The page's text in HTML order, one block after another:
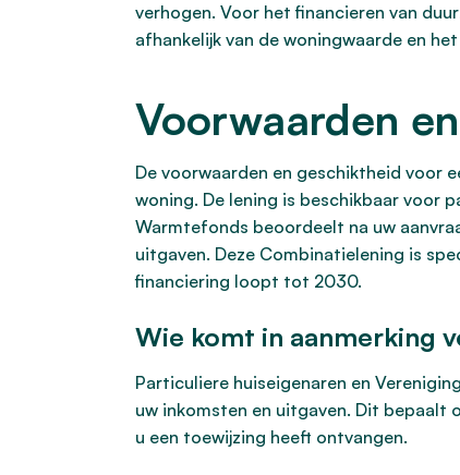
verhogen. Voor het financieren van
afhankelijk van de woningwaarde en
Voorwaarden
De voorwaarden en geschiktheid voor
woning. De lening is beschikbaar voor
Warmtefonds beoordeelt na uw
uitgaven. Deze Combinatielening is
financiering loopt tot 2030.
Wie komt in aanmerking
Particuliere huiseigenaren en
uw inkomsten en uitgaven. Dit bepaalt
u een toewijzing heeft ontvangen.